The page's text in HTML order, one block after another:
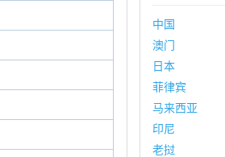
中国
澳门
日本
菲律宾
马来西亚
印尼
老挝